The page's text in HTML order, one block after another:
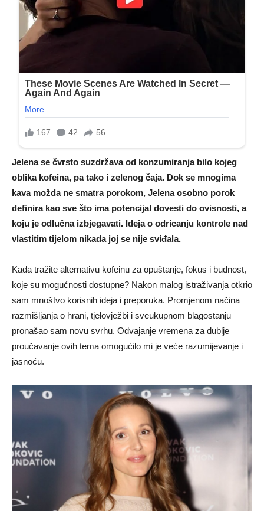
Jelena se čvrsto suzdržava od konzumiranja bilo kojeg
oblika kofeina, pa tako i zelenog čaja. Dok se mnogima
kava možda ne smatra porokom, Jelena osobno porok
definira kao sve što ima potencijal dovesti do ovisnosti, a
koju je odlučna izbjegavati. Ideja o odricanju kontrole nad
vlastitim tijelom nikada joj se nije sviđala.
Kada tražite alternativu kofeinu za opuštanje, fokus i budnost,
koje su mogućnosti dostupne? Nakon malog istraživanja otkrio
sam mnoštvo korisnih ideja i preporuka. Promjenom načina
razmišljanja o hrani, tjelovježbi i sveukupnom blagostanju
pronašao sam novu svrhu. Odvajanje vremena za dublje
proučavanje ovih tema omogućilo mi je veće razumijevanje i
jasnoću.